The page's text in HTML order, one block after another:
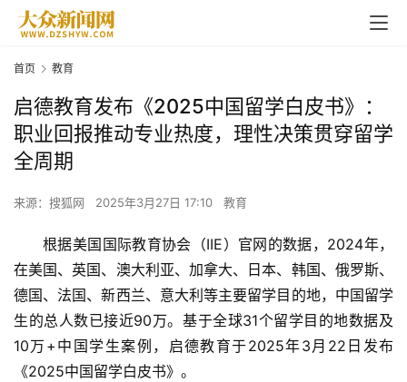
首页 教育
启德教育发布《2025中国留学白皮书》：
职业回报推动专业热度，理性决策贯穿留学
全周期
来源：搜狐网 2025年3月27日 17:10 教育
根据美国国际教育协会（IIE）官网的数据，2024年，
在美国、英国、澳大利亚、加拿大、日本、韩国、俄罗斯、
德国、法国、新西兰、意大利等主要留学目的地，中国留学
生的总人数已接近90万。基于全球31个留学目的地数据及
10万+中国学生案例，启德教育于2025年3月22日发布
《2025中国留学白皮书》。